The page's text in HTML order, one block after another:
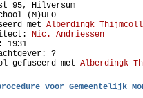
95, Hilversum
(M)ULO
met Alberdingk
Nic. Andriessen
1931
?
gefuseerd met Alberdingk
voor Gemeentelijk